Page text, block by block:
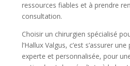
ressources fiables et à prendre
consultation.
Choisir un chirurgien spécialisé
l’Hallux Valgus, c’est s’assurer
experte et personnalisée, pour